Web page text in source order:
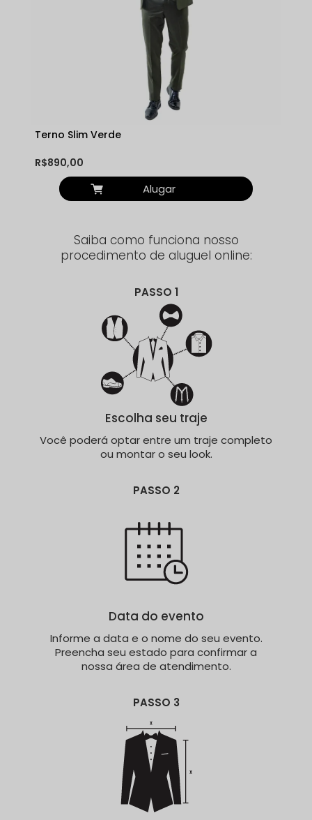
Terno Slim Verde
R$890,00
Alugar
Saiba como funciona nosso
procedimento de aluguel online:
PASSO 1
Escolha seu traje
Você poderá optar entre um traje completo
ou montar o seu look.
PASSO 2
Data do evento
Informe a data e o nome do seu evento.
Preencha seu estado para confirmar a
nossa área de atendimento.
PASSO 3